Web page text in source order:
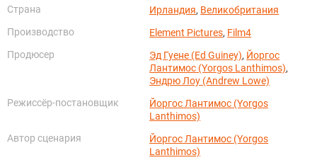
Страна
Ирландия, Великобритания
Производство
Element Pictures, Film4
Продюсер
Эд Гуене (Ed Guiney), Йоргос
Лантимос (Yorgos Lanthimos),
Эндрю Лоу (Andrew Lowe)
Режиссёр-постановщик
Йоргос Лантимос (Yorgos
Lanthimos)
Автор сценария
Йоргос Лантимос (Yorgos
Lanthimos)